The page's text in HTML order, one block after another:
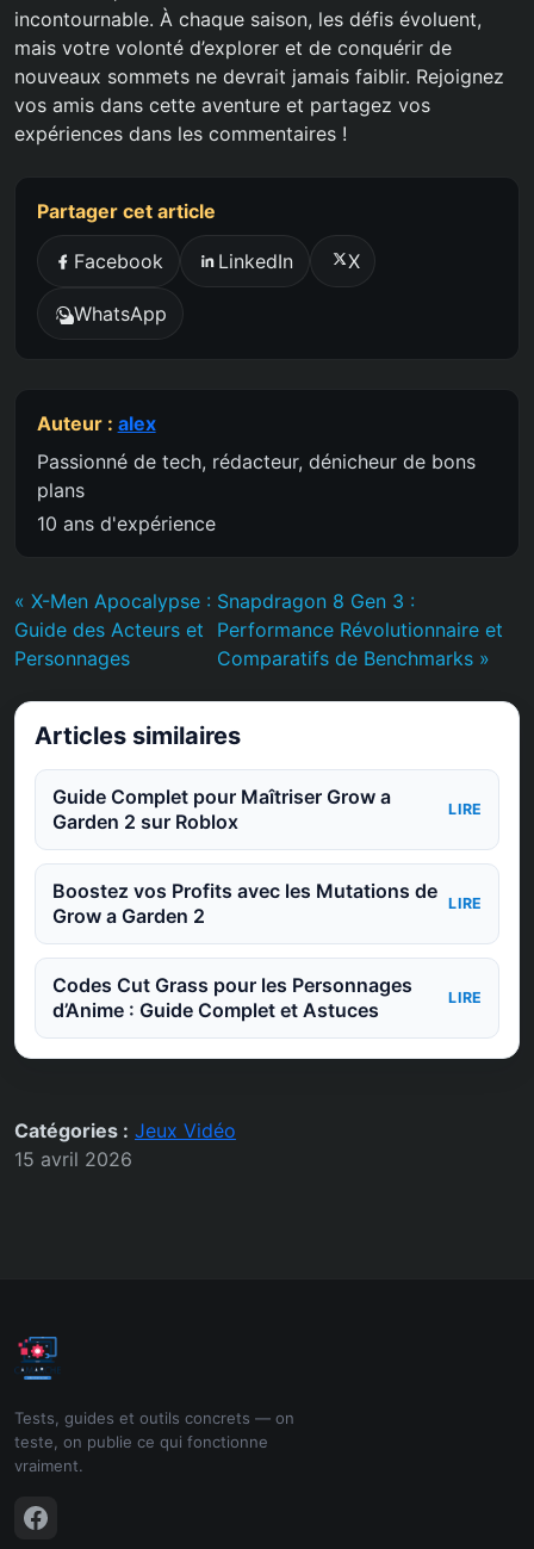
incontournable. À chaque saison, les défis évoluent,
mais votre volonté d’explorer et de conquérir de
nouveaux sommets ne devrait jamais faiblir. Rejoignez
vos amis dans cette aventure et partagez vos
expériences dans les commentaires !
Partager cet article
Facebook LinkedIn X
WhatsApp
Auteur : alex
Passionné de tech, rédacteur, dénicheur de bons
plans
10 ans d'expérience
« X-Men Apocalypse :
Guide des Acteurs et
Personnages
Snapdragon 8 Gen 3 :
Performance Révolutionnaire et
Comparatifs de Benchmarks »
Articles similaires
Guide Complet pour Maîtriser Grow a
Garden 2 sur Roblox
LIRE
Boostez vos Profits avec les Mutations de
Grow a Garden 2
LIRE
Codes Cut Grass pour les Personnages
d’Anime : Guide Complet et Astuces
LIRE
Catégories : Jeux Vidéo
15 avril 2026
Tests, guides et outils concrets — on
teste, on publie ce qui fonctionne
vraiment.